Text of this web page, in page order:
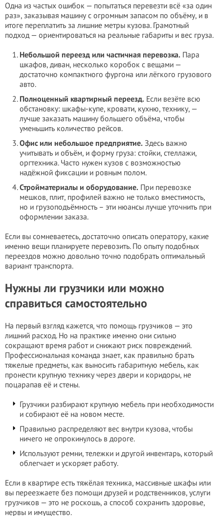
Одна из частых ошибок — попытаться перевезти всё «за один
раз», заказывая машину с огромным запасом по объёму, и в
итоге переплатить за лишние метры кузова. Грамотный
подход — ориентироваться на реальные габариты и вес груза.
Небольшой переезд или частичная перевозка. Пара
шкафов, диван, несколько коробок с вещами —
достаточно компактного фургона или лёгкого грузового
авто.
Полноценный квартирный переезд. Если везёте всю
обстановку: шкафы-купе, кровати, кухню, технику, —
лучше заказать машину большего объёма, чтобы
уменьшить количество рейсов.
Офис или небольшое предприятие. Здесь важно
учитывать и объём, и форму груза: стойки, стеллажи,
оргтехника. Часто нужен кузов с возможностью
надёжной фиксации и ровным полом.
Стройматериалы и оборудование. При перевозке
мешков, плит, профилей важно не только вместимость,
но и грузоподъёмность – эти нюансы лучше уточнить при
оформлении заказа.
Если вы сомневаетесь, достаточно описать оператору, какие
именно вещи планируете перевозить. По опыту подобных
переездов можно довольно точно подобрать оптимальный
вариант транспорта.
Нужны ли грузчики или можно
справиться самостоятельно
На первый взгляд кажется, что помощь грузчиков — это
лишний расход. Но на практике именно они сильно
сокращают время работ и снижают риск повреждений.
Профессиональная команда знает, как правильно брать
тяжелые предметы, как выносить габаритную мебель, как
пронести крупную технику через двери и коридоры, не
поцарапав её и стены.
Грузчики разбирают крупную мебель при необходимости
и собирают её на новом месте.
Правильно распределяют вес внутри кузова, чтобы
ничего не опрокинулось в дороге.
Используют ремни, тележки и другой инвентарь, который
облегчает и ускоряет работу.
Если в квартире есть тяжёлая техника, массивные шкафы или
вы переезжаете без помощи друзей и родственников, услуги
грузчиков — это не роскошь, а способ сохранить здоровье,
нервы и имущество.